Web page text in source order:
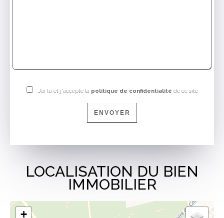
J’ai lu et j'accepte la politique de confidentialité de ce site
ENVOYER
LOCALISATION DU BIEN
IMMOBILIER
+